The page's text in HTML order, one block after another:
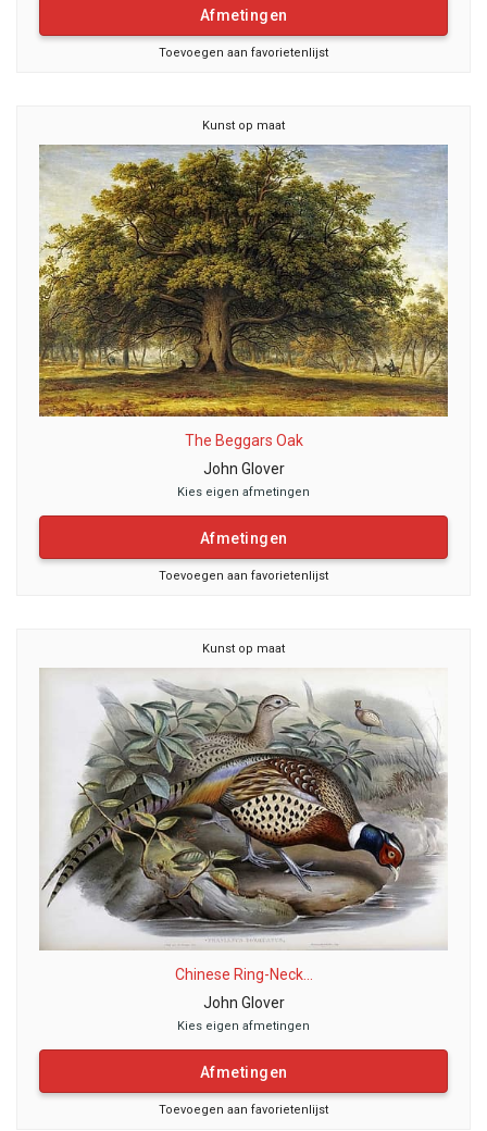
Afmetingen
Toevoegen aan favorietenlijst
Kunst op maat
The Beggars Oak
John Glover
Kies eigen afmetingen
Afmetingen
Toevoegen aan favorietenlijst
Kunst op maat
Chinese Ring-Neck...
John Glover
Kies eigen afmetingen
Afmetingen
Toevoegen aan favorietenlijst